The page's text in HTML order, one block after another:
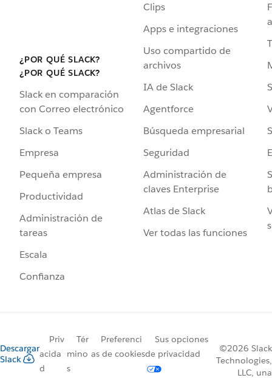
¿POR QUÉ SLACK?
¿POR QUÉ SLACK?
Slack en comparación
con Correo electrónico
Slack o Teams
Empresa
Pequeña empresa
Productividad
Administración de
tareas
Escala
Confianza
Clips
Apps e integraciones
Uso compartido de
archivos
IA de Slack
Agentforce
Búsqueda empresarial
Seguridad
Administración de
claves Enterprise
Atlas de Slack
Ver todas las funciones
Descargar
Slack
Priv
acida
d
Tér
mino
s
Preferenci
as de cookies
Sus opciones
de privacidad
©2026 Slack
Technologies,
LLC, una